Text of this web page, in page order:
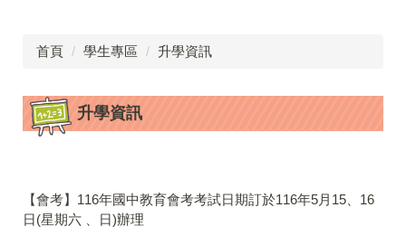
首頁 學生專區 升學資訊
升學資訊
【會考】116年國中教育會考考試日期訂於116年5月15、16
日(星期六 、日)辦理